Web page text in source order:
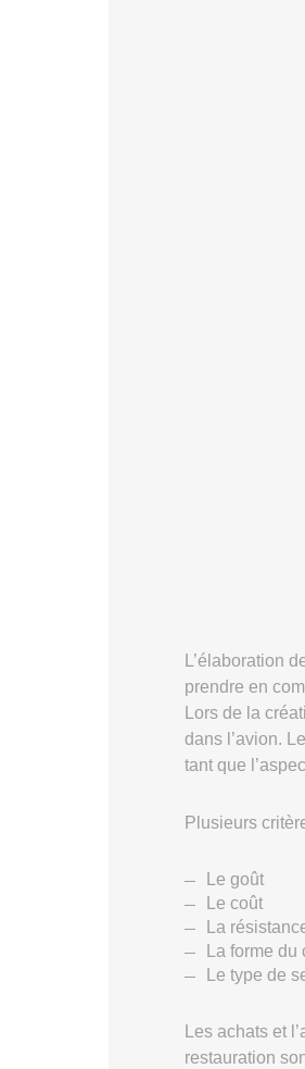
L’élaboration
prendre en
Lors de la
dans l’avion.
tant que
Plusieurs
Le goût
Le coût
La
La forme
Le type de
Les achats et
restauration